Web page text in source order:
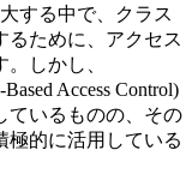
する中で、クラス
るために、アクセス
しかし、
Access Control)
ているものの、その
極的に活用している